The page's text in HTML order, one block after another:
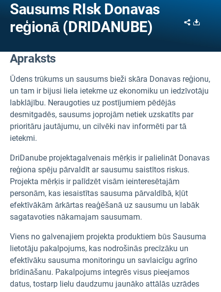
Sausums RIsk Donavas
reģionā (DRIDANUBE)
Share
Apraksts
Ūdens trūkums un sausums bieži skāra Donavas reģionu,
un tam ir bijusi liela ietekme uz ekonomiku un iedzīvotāju
labklājību. Neraugoties uz postījumiem pēdējās
desmitgadēs, sausums joprojām netiek uzskatīts par
prioritāru jautājumu, un cilvēki nav informēti par tā
ietekmi.
DriDanube projektagalvenais mērķis ir palielināt Donavas
reģiona spēju pārvaldīt ar sausumu saistītos riskus.
Projekta mērķis ir palīdzēt visām ieinteresētajām
personām, kas iesaistītas sausuma pārvaldībā, kļūt
efektīvākām ārkārtas reaģēšanā uz sausumu un labāk
sagatavoties nākamajam sausumam.
Viens no galvenajiem projekta produktiem būs Sausuma
lietotāju pakalpojums, kas nodrošinās precīzāku un
efektīvāku sausuma monitoringu un savlaicīgu agrīno
brīdināšanu. Pakalpojums integrēs visus pieejamos
datus, tostarp lielu daudzumu jaunāko attālās uzrādes